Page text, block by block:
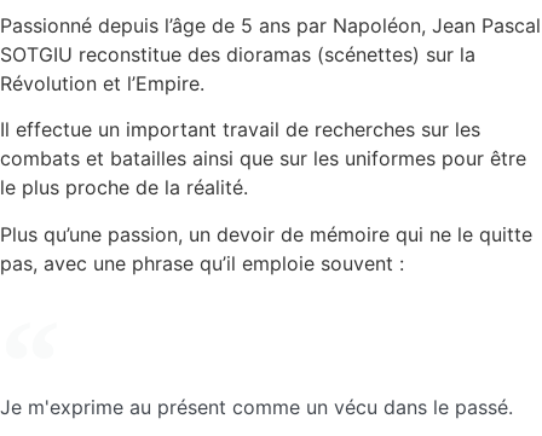
Passionné depuis l’âge de 5 ans par Napoléon, Jean Pascal
SOTGIU reconstitue des dioramas (scénettes) sur la
Révolution et l’Empire.
Il effectue un important travail de recherches sur les
combats et batailles ainsi que sur les uniformes pour être
le plus proche de la réalité.
Plus qu’une passion, un devoir de mémoire qui ne le quitte
pas, avec une phrase qu’il emploie souvent :
Je m'exprime au présent comme un vécu dans le passé.